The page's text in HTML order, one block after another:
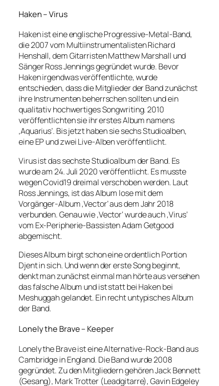
Haken – Virus
Haken ist eine englische Progressive-Metal-Band,
die 2007 vom Multiinstrumentalisten Richard
Henshall, dem Gitarristen Matthew Marshall und
Sänger Ross Jennings gegründet wurde. Bevor
Haken irgendwas veröffentlichte, wurde
entschieden, dass die Mitglieder der Band zunächst
ihre Instrumenten beherrschen sollten und ein
qualitativ hochwertiges Songwriting. 2010
veröffentlichten sie ihr erstes Album namens
‚Aquarius‘. Bis jetzt haben sie sechs Studioalben,
eine EP und zwei Live-Alben veröffentlicht.
Virus ist das sechste Studioalbum der Band. Es
wurde am 24. Juli 2020 veröffentlicht. Es musste
wegen Covid19 dreimal verschoben werden. Laut
Ross Jennings, ist das Album lose mit dem
Vorgänger-Album ‚Vector‘ aus dem Jahr 2018
verbunden. Genau wie ‚Vector‘ wurde auch ‚Virus‘
vom Ex-Peripherie-Bassisten Adam Getgood
abgemischt.
Dieses Album birgt schon eine ordentlich Portion
Djent in sich. Und wenn der erste Song beginnt,
denkt man zunächst einmal man hörte aus versehen
das falsche Album und ist statt bei Haken bei
Meshuggah gelandet. Ein recht untypisches Album
der Band.
Lonely the Brave – Keeper
Lonely the Brave ist eine Alternative-Rock-Band aus
Cambridge in England. Die Band wurde 2008
gegründet. Zu den Mitgliedern gehören Jack Bennett
(Gesang), Mark Trotter (Leadgitarre), Gavin Edgeley